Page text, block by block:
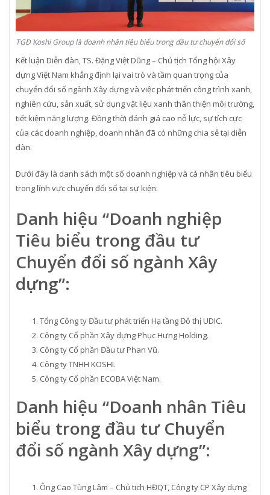
TGĐ Koshi Group là doanh nhân tiêu biểu trong đầu tư chuyển đổi số
Kết luận Diễn đàn, TS. Đặng Việt Dũng – Chủ tịch Tổng hội Xây
dựng Việt Nam khẳng định lại vai trò và tầm quan trọng của
chuyển đổi số ngành Xây dựng và việc phát triển công trình xanh,
nghiên cứu, sản xuất, sử dụng vật liệu xanh thân thiện môi trường,
tiết kiệm năng lượng. Đồng thời đánh giá cao nỗ lực, sự tích cực
của các doanh nghiệp, doanh nhân đã có những chia sẻ tại diễn
đàn.
Dưới đây là danh sách một số doanh nghiệp và cá nhân tiêu biểu
trong lĩnh vực chuyển đổi số tại sự kiện:
Danh hiệu “Doanh nghiệp
Tiêu biểu trong đầu tư
Chuyển đổi số ngành Xây
dựng”:
Tổng Công ty Đầu tư phát triển Hạ tầng Đô thị UDIC.
Công ty Cổ phần Xây dựng Phục Hưng Holding.
Công ty Cổ phần Đầu tư Phan Vũ.
Công ty TNHH KOSHI.
Công ty Cổ phần ECOBA Việt Nam.
Danh hiệu “Doanh nhân Tiêu
biểu trong đầu tư Chuyển
đổi số ngành Xây dựng”:
Ông Cao Tùng Lâm – Chủ tich HĐQT, Công ty CP Xây dựng